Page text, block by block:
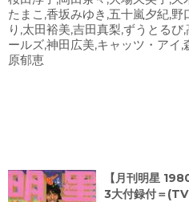
たまこ,香坂みゆき,五十嵐夕紀,
り,太田裕美,吉田真梨,ずうとる
ールズ,神田広美,キャッツ・アイ
原郁恵
【月刊明星
3大付録付＝